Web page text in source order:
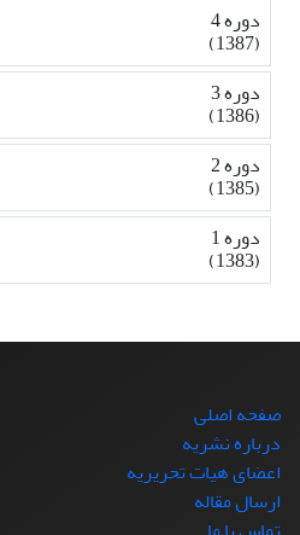
دوره 4
(1387)
دوره 3
(1386)
دوره 2
(1385)
دوره 1
(1383)
صفحه اصلی
درباره نشریه
اعضای هیات تحریریه
ارسال مقاله